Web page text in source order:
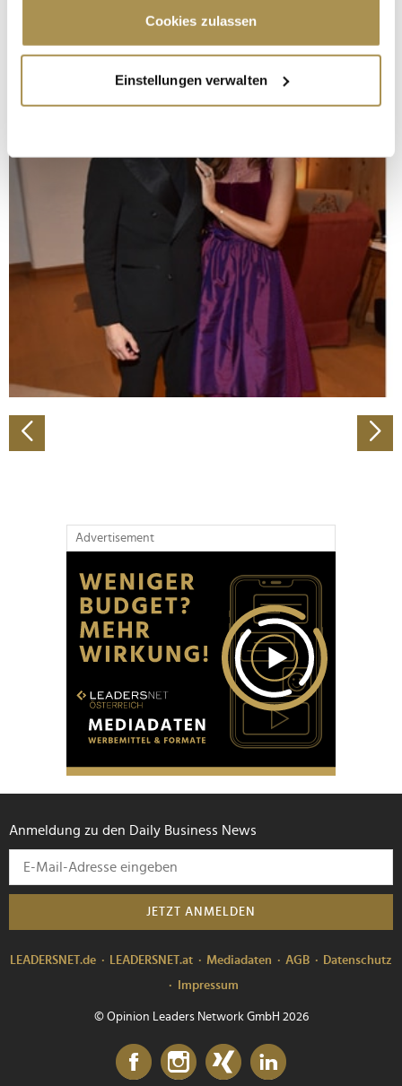
Trigger Symbol ändern oder widerrufen
Informationen über Ihre geografische Lage
erfassen, welche bis auf einige Meter genau sein
bestimmten Merkmalen (Fingerprinting) identifizieren
Erfahren Sie mehr darüber, wie Ihre persönlichen Daten
verarbeitet werden, und legen Sie Ihre Präferenzen im
Abschnitt Einzelheiten fest.
Wir verwenden Cookies, um Inhalte und Anzeigen zu
personalisieren, Funktionen für soziale Medien anbieten
zu können und die Zugriffe auf unsere Website zu
analysieren. Außerdem geben wir Informationen zu Ihrer
Verwendung unserer Website an unsere Partner für
soziale Medien, Werbung und Analysen weiter. Unsere
Partner führen diese Informationen möglicherweise mit
weiteren Daten zusammen, die Sie ihnen bereitgestellt
Cookies zulassen
Einstellungen verwalten
Advertisement
Anmeldung zu den Daily Business News
JETZT ANMELDEN
LEADERSNET.de LEADERSNET.at Mediadaten AGB
Datenschutz
Impressum
© Opinion Leaders Network GmbH 2026